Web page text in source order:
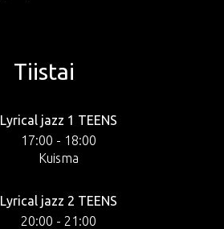
Tiistai
Lyrical jazz 1 TEENS
17:00 - 18:00
Kuisma
Lyrical jazz 2 TEENS
20:00 - 21:00